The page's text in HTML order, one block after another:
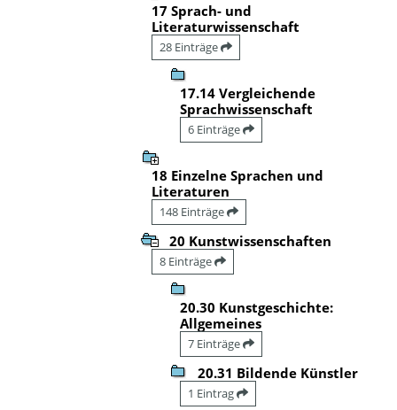
17 Sprach- und
Literaturwissenschaft
28 Einträge
17.14 Vergleichende
Sprachwissenschaft
6 Einträge
18 Einzelne Sprachen und
Literaturen
148 Einträge
20 Kunstwissenschaften
8 Einträge
20.30 Kunstgeschichte:
Allgemeines
7 Einträge
20.31 Bildende Künstler
1 Eintrag